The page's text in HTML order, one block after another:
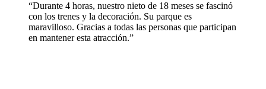
“Durante 4 horas, nuestro nieto de 18 meses se fascinó
con los trenes y la decoración. Su parque es
maravilloso. Gracias a todas las personas que participan
en mantener esta atracción.”